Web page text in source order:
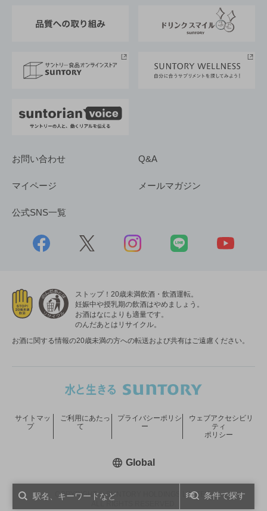
条件で探す
採用情報
お問い合わせ Q&A
マイページ メールマガジン
公式SNS一覧
ストップ！20歳未満飲酒・飲酒運転。
妊娠中や授乳期の飲酒はやめましょう。
お酒はなによりも適量です。
のんだあとはリサイクル。
お酒に関する情報の20歳未満の方への転送および共有はご遠慮ください。
COPYRIGHT © SUNTORY HOLDINGS LIMITED.
サイトマッ
プ
ご利用にあたっ
て
プライバシーポリシ
ー
ウェブアクセシビリ
ティ
ポリシー
Global新しいウィンドウで開く